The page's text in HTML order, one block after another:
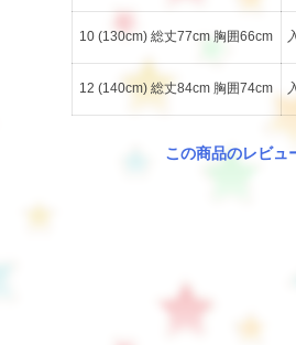
10 (130cm) 総丈77cm 胸囲66cm
12 (140cm) 総丈84cm 胸囲74cm
この商品のレビュ